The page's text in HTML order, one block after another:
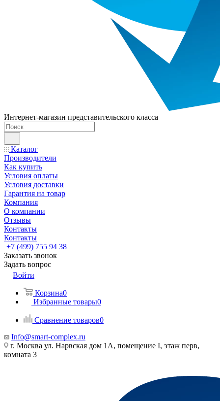
Интернет-магазин представительского класса
Каталог
Производители
Как купить
Условия оплаты
Условия доставки
Гарантия на товар
Компания
О компании
Отзывы
Контакты
Контакты
+7 (499) 755 94 38
Заказать звонок
Задать вопрос
Войти
Корзина0
Избранные товары0
Сравнение товаров0
Info@smart-complex.ru
г. Москва ул. Нарвская дом 1А, помещение I, этаж перв,
комната 3